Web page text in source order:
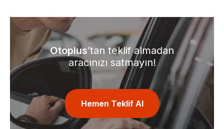
Otoplus’tan teklif almadan
aracınızı satmayın!
Hemen Teklif Al